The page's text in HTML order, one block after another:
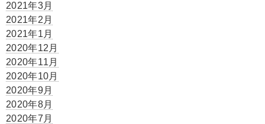
2021年3月
2021年2月
2021年1月
2020年12月
2020年11月
2020年10月
2020年9月
2020年8月
2020年7月